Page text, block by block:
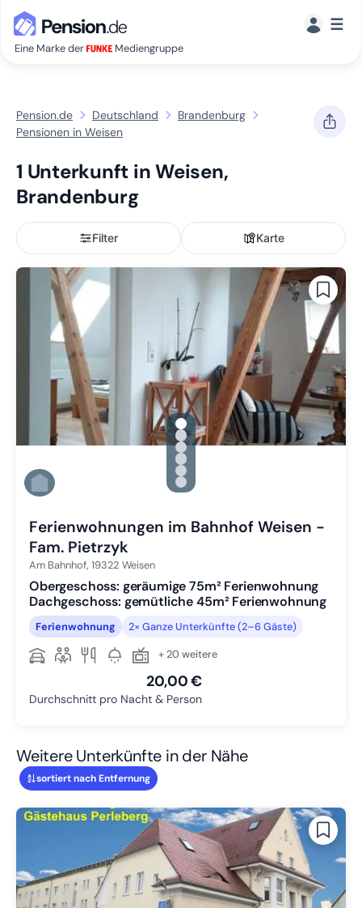
Eine Marke der Mediengruppe
☰
Pension.de Deutschland
Brandenburg
Pensionen in Weisen
1 Unterkunft in Weisen,
Brandenburg
Filter Karte
gallery.slide_selector
Zu Slide 1 wechseln
Zu Slide 2 wechseln
Zu Slide 3 wechseln
Zu Slide 4 wechseln
Zu Slide 5 wechseln
Zu Slide 6 wechseln
Ferienwohnungen im Bahnhof Weisen -
Fam. Pietrzyk
Am Bahnhof, 19322 Weisen
Obergeschoss: geräumige 75m² Ferienwohnung
Dachgeschoss: gemütliche 45m² Ferienwohnung
Ferienwohnung 2× Ganze Unterkünfte (2–6 Gäste)
+ 20 weitere
20,00 €
Durchschnitt pro Nacht & Person
Weitere Unterkünfte in der Nähe
sortiert nach Entfernung